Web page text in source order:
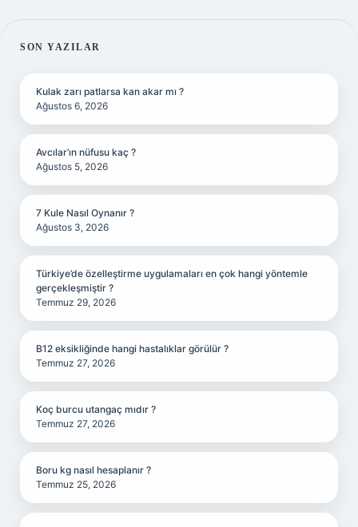
SIDEBAR
SON YAZILAR
Kulak zarı patlarsa kan akar mı ?
Ağustos 6, 2026
Avcılar’ın nüfusu kaç ?
Ağustos 5, 2026
7 Kule Nasıl Oynanır ?
Ağustos 3, 2026
Türkiye’de özelleştirme uygulamaları en çok hangi yöntemle
gerçekleşmiştir ?
Temmuz 29, 2026
B12 eksikliğinde hangi hastalıklar görülür ?
Temmuz 27, 2026
Koç burcu utangaç mıdır ?
Temmuz 27, 2026
Boru kg nasıl hesaplanır ?
Temmuz 25, 2026